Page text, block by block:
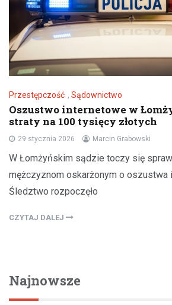
Przestępczość , Sądownictwo
Oszustwo internetowe w
straty na 100 tysięcy złotych
29 stycznia 2026 Marcin Grabowski
W Łomżyńskim sądzie toczy się
mężczyznom oskarżonym o oszustwa
Śledztwo rozpoczęło
CZYTAJ DALEJ
Najnowsze